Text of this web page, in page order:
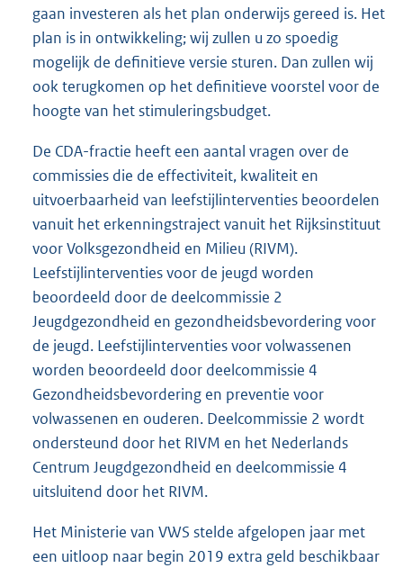
gaan investeren als het plan onderwijs gereed is. Het
plan is in ontwikkeling; wij zullen u zo spoedig
mogelijk de definitieve versie sturen. Dan zullen wij
ook terugkomen op het definitieve voorstel voor de
hoogte van het stimuleringsbudget.
De CDA-fractie heeft een aantal vragen over de
commissies die de effectiviteit, kwaliteit en
uitvoerbaarheid van leefstijlinterventies beoordelen
vanuit het erkenningstraject vanuit het Rijksinstituut
voor Volksgezondheid en Milieu (RIVM).
Leefstijlinterventies voor de jeugd worden
beoordeeld door de deelcommissie 2
Jeugdgezondheid en gezondheidsbevordering voor
de jeugd. Leefstijlinterventies voor volwassenen
worden beoordeeld door deelcommissie 4
Gezondheidsbevordering en preventie voor
volwassenen en ouderen. Deelcommissie 2 wordt
ondersteund door het RIVM en het Nederlands
Centrum Jeugdgezondheid en deelcommissie 4
uitsluitend door het RIVM.
Het Ministerie van VWS stelde afgelopen jaar met
een uitloop naar begin 2019 extra geld beschikbaar